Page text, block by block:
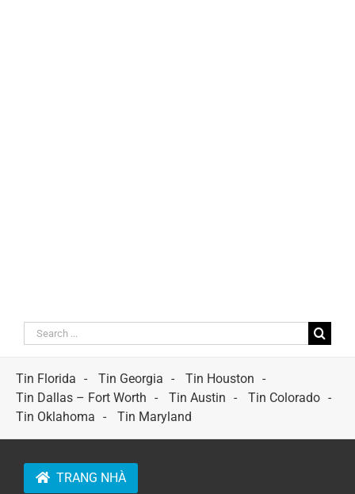
Search
for:
Tin Florida
Tin Georgia
Tin Houston
Tin Dallas – Fort Worth
Tin Austin
Tin Colorado
Tin Oklahoma
Tin Maryland
TRANG NHÀ